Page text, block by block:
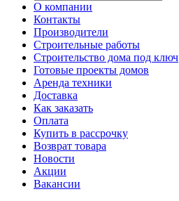
О компании
Контакты
Производители
Строительные работы
Строительство дома под ключ
Готовые проекты домов
Аренда техники
Доставка
Как заказать
Оплата
Купить в рассрочку
Возврат товара
Новости
Акции
Вакансии